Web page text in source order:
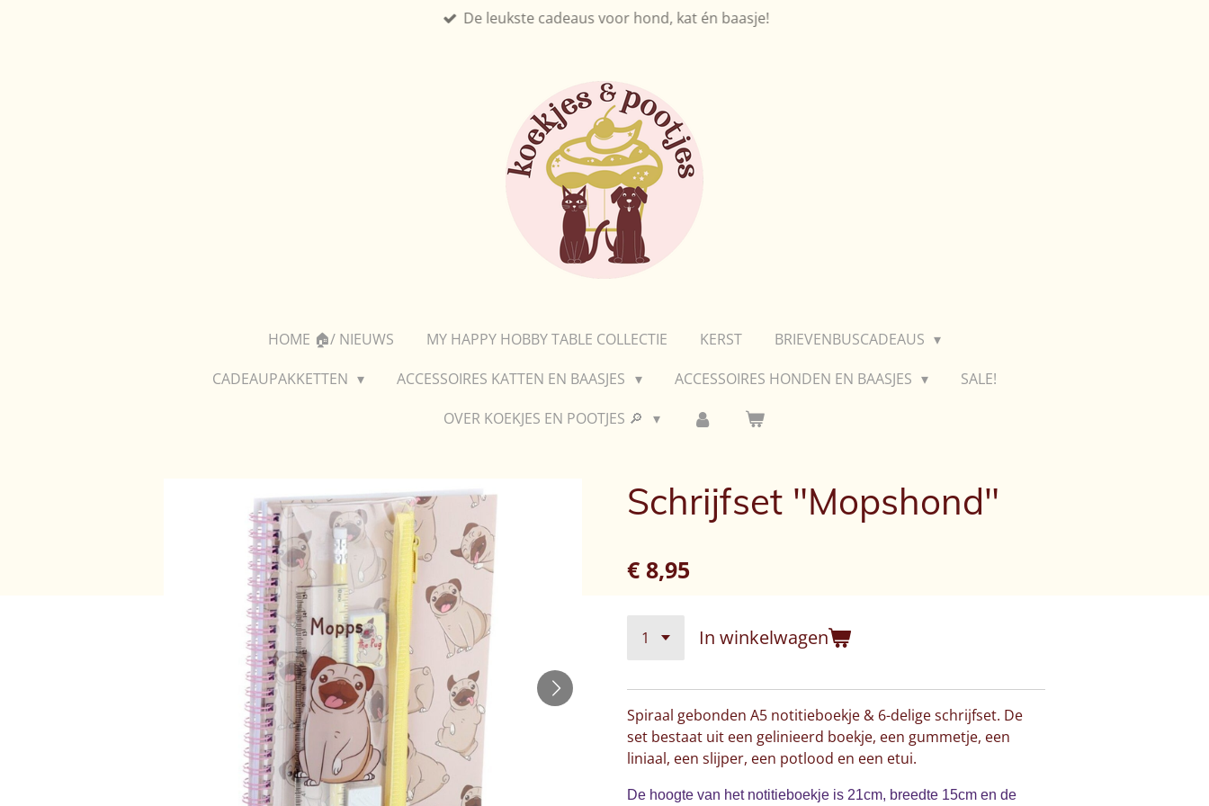
De leukste cadeaus voor hond, kat én baasje!
HOME 🏠/ NIEUWS MY HAPPY HOBBY TABLE COLLECTIE KERST
BRIEVENBUSCADEAUS
CADEAUPAKKETTEN
ACCESSOIRES KATTEN EN BAASJES ACCESSOIRES HONDEN EN BAASJES
SALE!
OVER KOEKJES EN POOTJES 🔎
Schrijfset "Mopshond"
€ 8,95
In winkelwagen
Spiraal gebonden A5 notitieboekje & 6-delige schrijfset. De
set bestaat uit een gelinieerd boekje, een gummetje, een
liniaal, een slijper, een potlood en een etui.
De hoogte van het notitieboekje is 21cm, breedte 15cm en de